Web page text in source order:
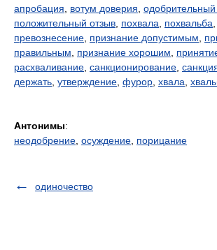
апробация
вотум доверия одобрительный
положительный отзыв похвала похвальба
превознесение признание допустимым
правильным
признание хорошим
расхваливание санкционирование
держать утверждение фурор хвала
Антонимы:
неодобрение осуждение порицание
одиночество